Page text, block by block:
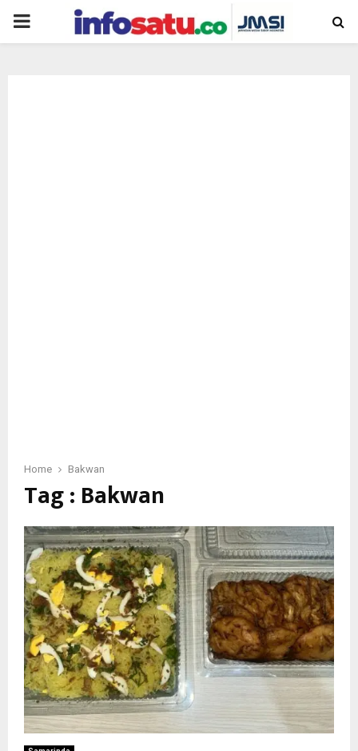
PRIMARY
Home Bakwan
Tag : Bakwan